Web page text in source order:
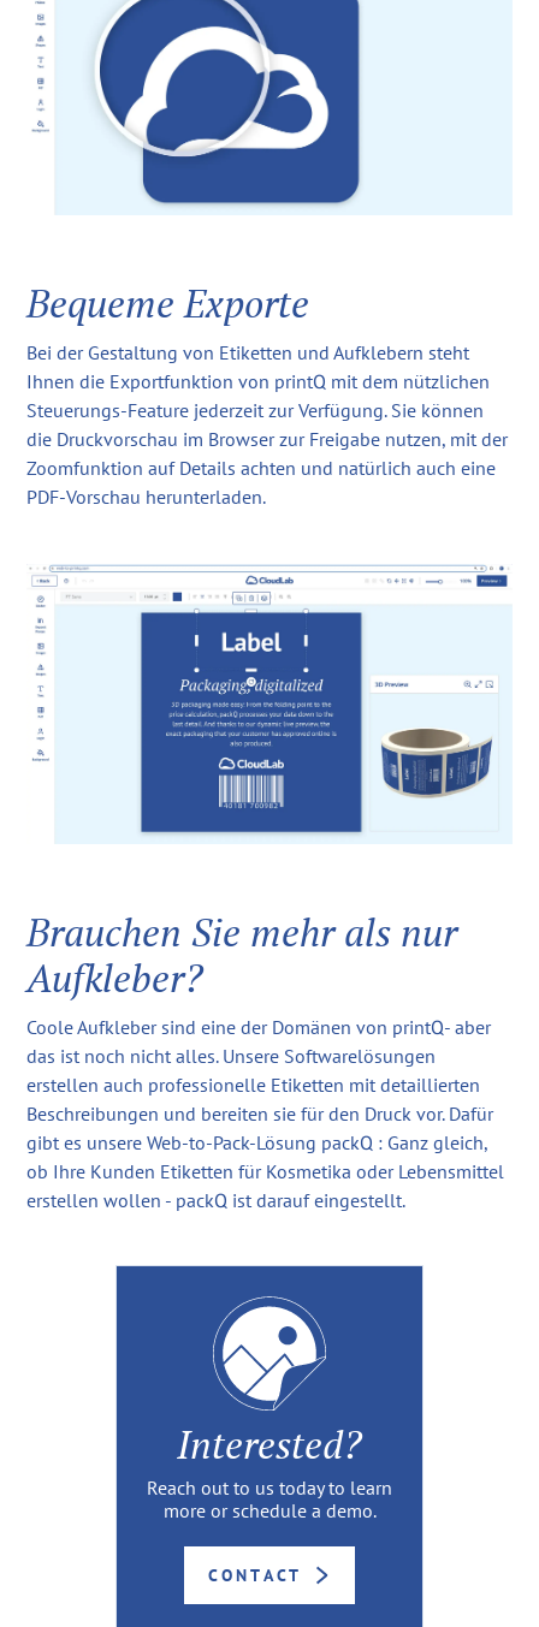
Bequeme Exporte
Bei der Gestaltung von Etiketten und Aufklebern steht
Ihnen die Exportfunktion von printQ mit dem nützlichen
Steuerungs-Feature jederzeit zur Verfügung. Sie können
die Druckvorschau im Browser zur Freigabe nutzen, mit der
Zoomfunktion auf Details achten und natürlich auch eine
PDF-Vorschau herunterladen.
Brauchen Sie mehr als nur
Aufkleber?
Coole Aufkleber sind eine der Domänen von printQ- aber
das ist noch nicht alles. Unsere Softwarelösungen
erstellen auch professionelle Etiketten mit detaillierten
Beschreibungen und bereiten sie für den Druck vor. Dafür
gibt es unsere Web-to-Pack-Lösung packQ : Ganz gleich,
ob Ihre Kunden Etiketten für Kosmetika oder Lebensmittel
erstellen wollen - packQ ist darauf eingestellt.
Interested?
Reach out to us today to learn
more or schedule a demo.
CONTACT